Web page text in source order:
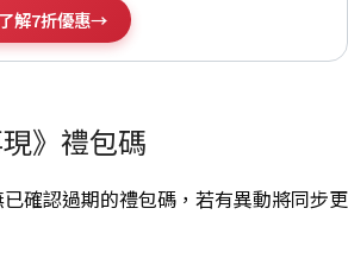
解7折優惠→
》禮包碼
確認過期的禮包碼，若有異動將同步更